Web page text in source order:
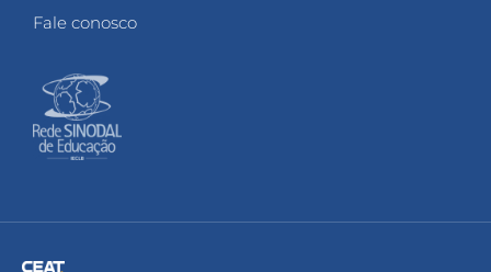
Fale conosco